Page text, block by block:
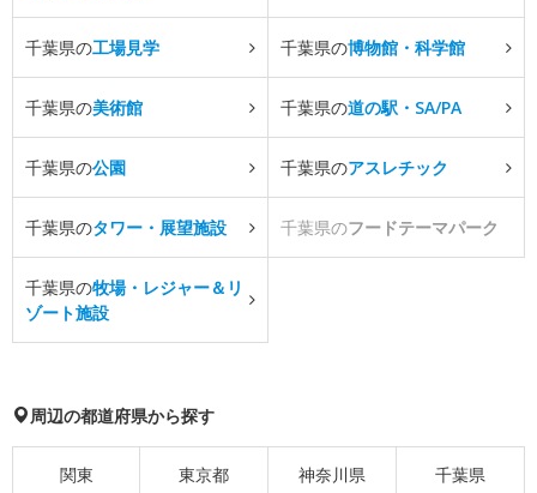
千葉県の工場見学 千葉県の博物館・科学館
千葉県の美術館 千葉県の道の駅・SA/PA
千葉県の公園 千葉県のアスレチック
千葉県のタワー・展望施設 千葉県のフードテーマパーク
千葉県の牧場・レジャー＆リ
ゾート施設
周辺の都道府県から探す
関東 東京都 神奈川県 千葉県